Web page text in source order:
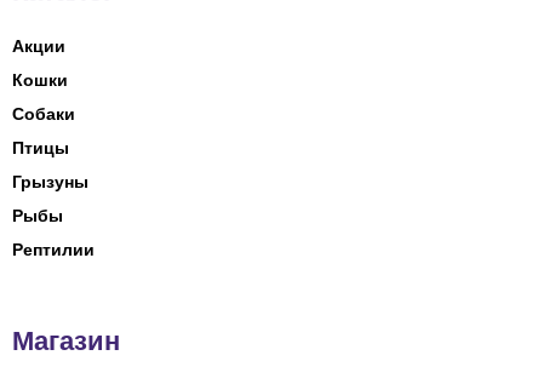
Акции
Кошки
Собаки
Птицы
Грызуны
Рыбы
Рептилии
Магазин